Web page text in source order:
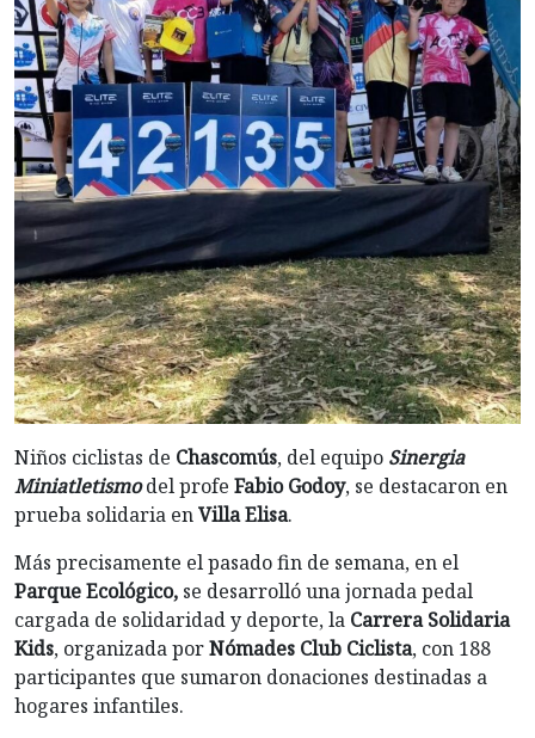
Niños ciclistas de Chascomús, del equipo Sinergia
Miniatletismodel profe Fabio Godoy, se destacaron en
prueba solidaria enVilla Elisa.
Más precisamente el pasado fin de semana, en el
Parque Ecológico, se desarrolló una jornada pedal
cargada de solidaridad y deporte, la Carrera Solidaria
Kids, organizada porNómades Club Ciclista, con 188
participantes que sumaron donaciones destinadas a
hogares infantiles.